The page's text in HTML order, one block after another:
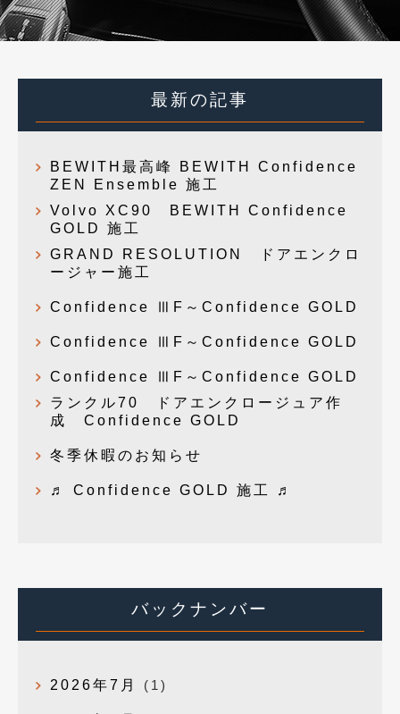
最新の記事
BEWITH最高峰 BEWITH Confidence
ZEN Ensemble 施工
Volvo XC90 BEWITH Confidence
GOLD 施工
GRAND RESOLUTION ドアエンクロ
ージャー施工
Confidence ⅢF～Confidence GOLD
Confidence ⅢF～Confidence GOLD
Confidence ⅢF～Confidence GOLD
ランクル70 ドアエンクロージュア作
成 Confidence GOLD
冬季休暇のお知らせ
♬ Confidence GOLD 施工 ♬
バックナンバー
2026年7月 (1)